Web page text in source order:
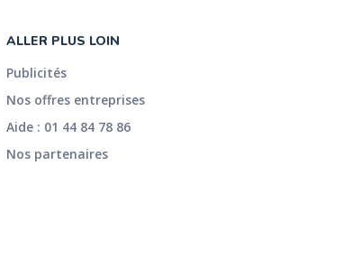
ALLER PLUS LOIN
Publicités
Nos offres entreprises
Aide : 01 44 84 78 86
Nos partenaires